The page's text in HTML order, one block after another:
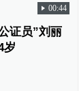
00:44
证员”刘丽
岁